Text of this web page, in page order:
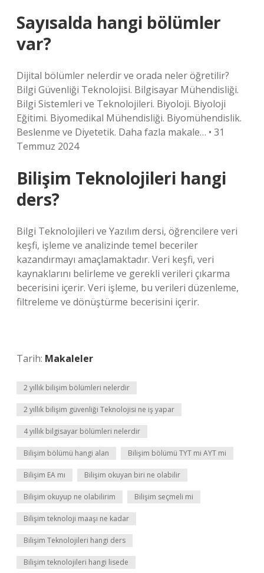
Sayısalda hangi bölümler
var?
Dijital bölümler nelerdir ve orada neler öğretilir?
Bilgi Güvenliği Teknolojisi. Bilgisayar Mühendisliği.
Bilgi Sistemleri ve Teknolojileri. Biyoloji. Biyoloji
Eğitimi. Biyomedikal Mühendisliği. Biyomühendislik.
Beslenme ve Diyetetik. Daha fazla makale… • 31
Temmuz 2024
Bilişim Teknolojileri hangi
ders?
Bilgi Teknolojileri ve Yazılım dersi, öğrencilere veri
keşfi, işleme ve analizinde temel beceriler
kazandırmayı amaçlamaktadır. Veri keşfi, veri
kaynaklarını belirleme ve gerekli verileri çıkarma
becerisini içerir. Veri işleme, bu verileri düzenleme,
filtreleme ve dönüştürme becerisini içerir.
Tarih: Makaleler
2 yıllık bilişim bölümleri nelerdir
2 yıllık bilişim güvenliği Teknolojisi ne iş yapar
4 yıllık bilgisayar bölümleri nelerdir
Bilişim bölümü hangi alan Bilişim bölümü TYT mi AYT mi
Bilişim EA mı Bilişim okuyan biri ne olabilir
Bilişim okuyup ne olabilirim Bilişim seçmeli mi
Bilişim teknoloji maaşı ne kadar
Bilişim Teknolojileri hangi ders
Bilişim teknolojileri hangi lisede